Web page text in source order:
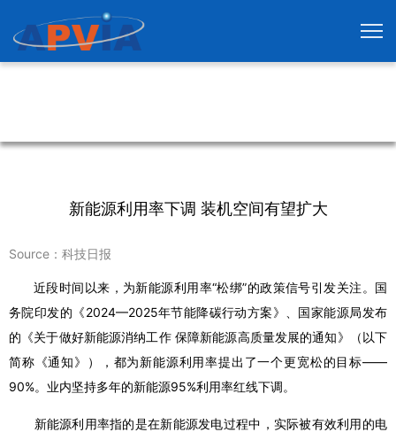
新能源利用率下调 装机空间有望扩大
Source：科技日报
近段时间以来，为新能源利用率“松绑”的政策信号引发关注。国
务院印发的《2024—2025年节能降碳行动方案》、国家能源局发布
的《关于做好新能源消纳工作 保障新能源高质量发展的通知》（以下
简称《通知》），都为新能源利用率提出了一个更宽松的目标——
90%。业内坚持多年的新能源95%利用率红线下调。
新能源利用率指的是在新能源发电过程中，实际被有效利用的电